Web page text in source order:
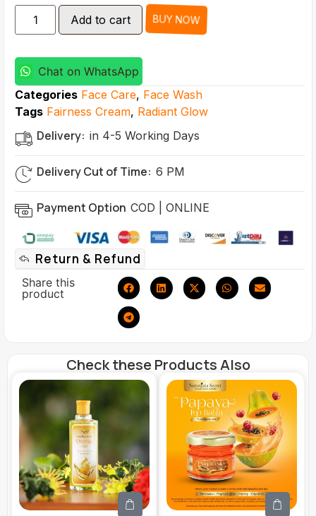
Add to cart BUY NOW
Chat on WhatsApp
Categories Face Care, Face Wash
Tags Fairness Cream, Radiant Glow
Delivery: in 4-5 Working Days
Delivery Cut of Time: 6 PM
Payment Option COD | ONLINE
Return & Refund
Share this
product
Check these Products Also